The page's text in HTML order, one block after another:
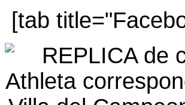
[tab